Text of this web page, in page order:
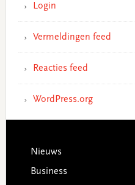
Login
Vermeldingen feed
Reacties feed
WordPress.org
Footer
Nieuws
Business